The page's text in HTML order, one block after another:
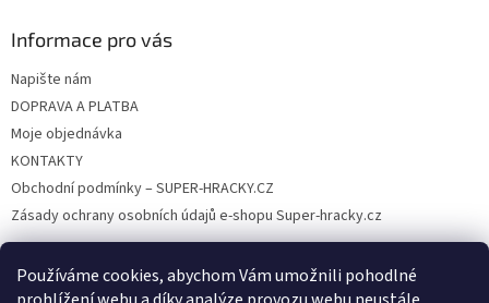
Používáme cookies, abychom Vám umožnili pohodlné
Informace pro vás
Napište nám
DOPRAVA A PLATBA
Moje objednávka
KONTAKTY
Obchodní podmínky – SUPER-HRACKY.CZ
Zásady ochrany osobních údajů e-shopu Super-hracky.cz